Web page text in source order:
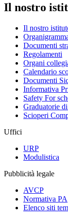
Il nostro
Il nostro
Documenti
Regolamenti
Organi
Calendario
Documenti
Informativa
Safety For
Graduatorie
Scioperi
Uffici
URP
Modulistica
Pubblicità legale
AVCP
Normativa PA
Elenco siti